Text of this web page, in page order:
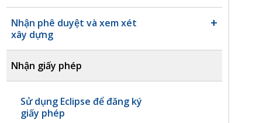
Nhận phê duyệt và xem xét
xây dựng
Nhận giấy phép
Sử dụng Eclipse để đăng ký
giấy phép